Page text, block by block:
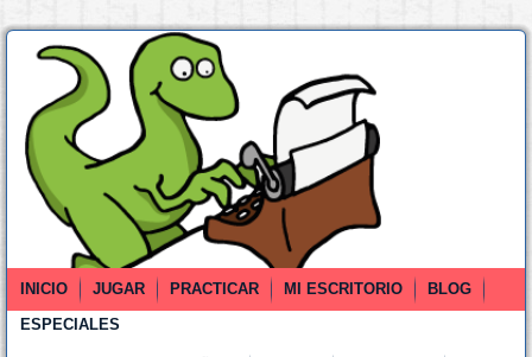
INICIO JUGAR PRACTICAR MI ESCRITORIO
BLOG
ESPECIALES